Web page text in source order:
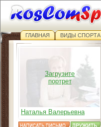
ГЛАВНАЯ ВИДЫ СПОРТА
Загрузите
портрет
Наталья Валерьевна